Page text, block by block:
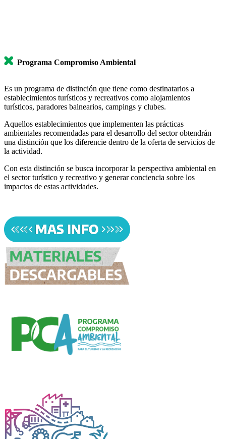
Programa Compromiso Ambiental
Es un programa de distinción que tiene como destinatarios a
establecimientos turísticos y recreativos como alojamientos
turísticos, paradores balnearios, campings y clubes.
Aquellos establecimientos que implementen las prácticas
ambientales recomendadas para el desarrollo del sector obtendrán
una distinción que los diferencie dentro de la oferta de servicios de
la actividad.
Con esta distinción se busca incorporar la perspectiva ambiental en
el sector turístico y recreativo y generar conciencia sobre los
impactos de estas actividades.